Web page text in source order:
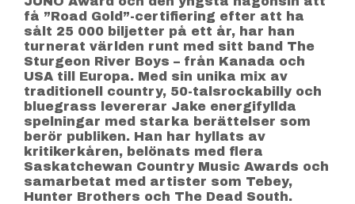
få ”Road Gold”-certifiering efter att ha
sålt 25 000 biljetter på ett år, har han
turnerat världen runt med sitt band The
Sturgeon River Boys – från Kanada och
USA till Europa. Med sin unika mix av
traditionell country, 50-talsrockabilly och
bluegrass levererar Jake energifyllda
spelningar med starka berättelser som
berör publiken. Han har hyllats av
kritikerkåren, belönats med flera
Saskatchewan Country Music Awards och
samarbetat med artister som Tebey,
Hunter Brothers och The Dead South.